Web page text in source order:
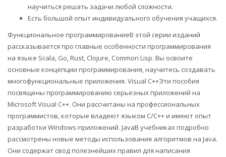
научиться решать задачи любой сложности.
Есть большой опыт индивидуального обучения учащихся.
Функциональное программированиеВ этой серии изданий
рассказывается про главные особенности программирования
на языке Scala, Gо, Rust, Clojure, Common Lisp. Вы освоите
основные концепции программирования, научитесь создавать
многофункциональные приложения. Visual C++Эти пособия
посвящены программированию серьезных приложений на
Microsoft Visual C++. Они рассчитаны на профессиональных
программистов, которые владеют языком C/C++ и имеют опыт
разработки Windows-приложений. JavaВ учебниках подробно
рассмотрены новые методы использования алгоритмов на Java.
Они содержат свод полезнейших правил для написания